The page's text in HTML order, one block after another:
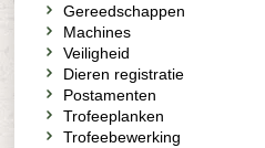
Gereedschappen
Machines
Veiligheid
Dieren registratie
Postamenten
Trofeeplanken
Trofeebewerking